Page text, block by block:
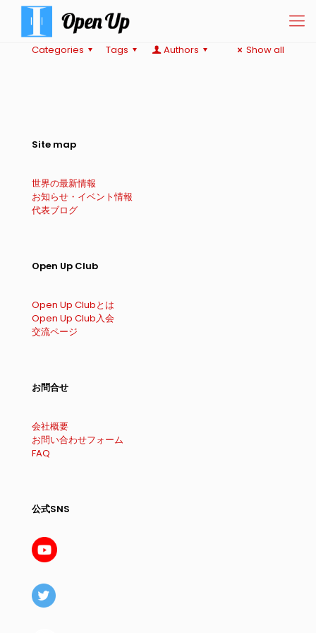
Categories Tags Authors Show all
Site map
世界の最新情報
お知らせ・イベント情報
代表ブログ
Open Up Club
Open Up Clubとは
Open Up Club入会
交流ページ
お問合せ
会社概要
お問い合わせフォーム
FAQ
公式SNS